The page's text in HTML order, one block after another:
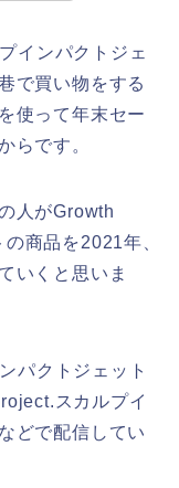
インパクトジェ
で買い物をする
使って年末セー
らです。
人がGrowth
商品を2021年、
いくと思いま
パクトジェット
スカルプイ
どで配信してい